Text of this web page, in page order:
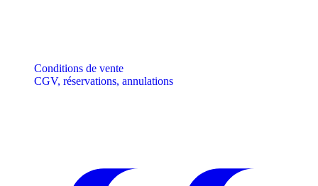
Conditions de vente
CGV, réservations, annulations